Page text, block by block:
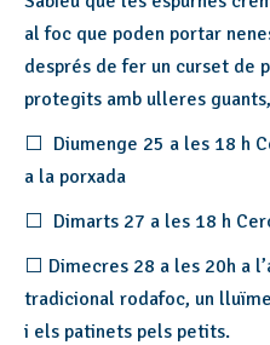
al foc que poden portar
després de fer un curset de
protegits amb ulleres
⬜ Diumenge 25 a les 18 h
a la porxada
⬜ Dimarts 27 a les 18 h
⬜ Dimecres 28 a les 20h a
tradicional rodafoc, un
i els patinets pels petits.